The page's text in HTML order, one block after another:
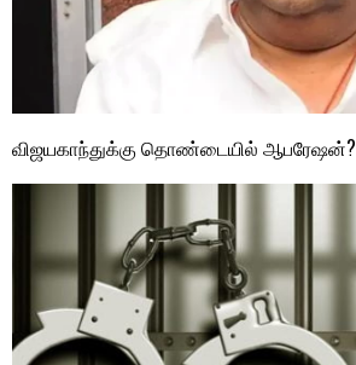
விஜயகாந்துக்கு தொண்டையில் ஆபரேஷன்?